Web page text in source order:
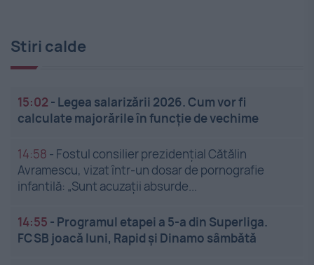
Stiri calde
15:02 - Legea salarizării 2026. Cum vor fi
calculate majorările în funcție de vechime
14:58 - Fostul consilier prezidențial Cătălin
Avramescu, vizat într-un dosar de pornografie
infantilă: „Sunt acuzații absurde...
14:55 - Programul etapei a 5-a din Superliga.
FCSB joacă luni, Rapid și Dinamo sâmbătă